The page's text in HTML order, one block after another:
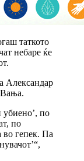
таткото
небаре ќе
Александар
Вања.
убиено’, по
по
во гепек. Па